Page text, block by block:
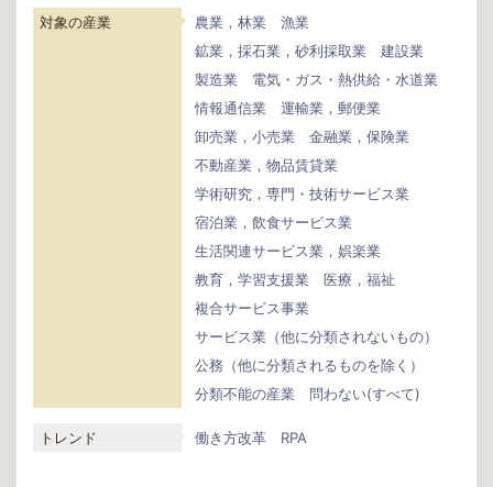
対象の産業 農業，林業
漁業
鉱業，採石業，砂利採取業
建設業
製造業
電気・ガス・熱供給・水道業
情報通信業
運輸業，郵便業
卸売業，小売業
金融業，保険業
不動産業，物品賃貸業
学術研究，専門・技術サービス業
宿泊業，飲食サービス業
生活関連サービス業，娯楽業
教育，学習支援業
医療，福祉
複合サービス事業
サービス業（他に分類されないもの）
公務（他に分類されるものを除く）
分類不能の産業
問わない(すべて)
トレンド 働き方改革 RPA